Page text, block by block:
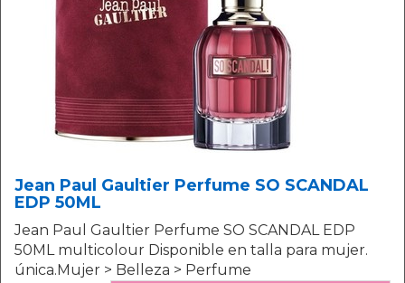
Jean Paul Gaultier Perfume SO SCANDAL
EDP 50ML
Jean Paul Gaultier Perfume SO SCANDAL EDP
50ML multicolour Disponible en talla para mujer.
única.Mujer > Belleza > Perfume